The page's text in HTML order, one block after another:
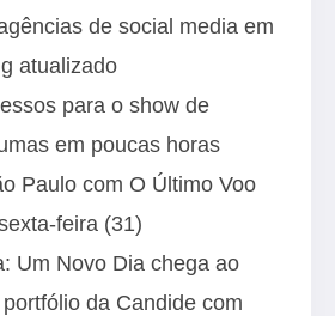
de social media em
atualizado
para o show de
em poucas horas
Paulo com O Último Voo
feira (31)
Um Novo Dia chega ao
da Candide com